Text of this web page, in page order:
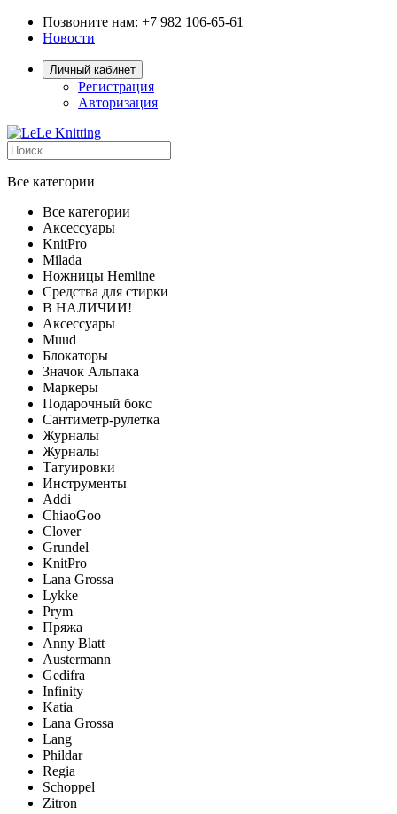
Позвоните нам: +7 982 106-65-61
Новости
Личный кабинет
Регистрация
Авторизация
Все категории
Все категории
Аксессуары
KnitPro
Milada
Ножницы Hemline
Средства для стирки
В НАЛИЧИИ!
Аксессуары
Muud
Блокаторы
Значок Альпака
Маркеры
Подарочный бокс
Сантиметр-рулетка
Журналы
Журналы
Татуировки
Инструменты
Addi
ChiaoGoo
Clover
Grundel
KnitPro
Lana Grossa
Lykke
Prym
Пряжа
Anny Blatt
Austermann
Gedifra
Infinity
Katia
Lana Grossa
Lang
Phildar
Regia
Schoppel
Zitron